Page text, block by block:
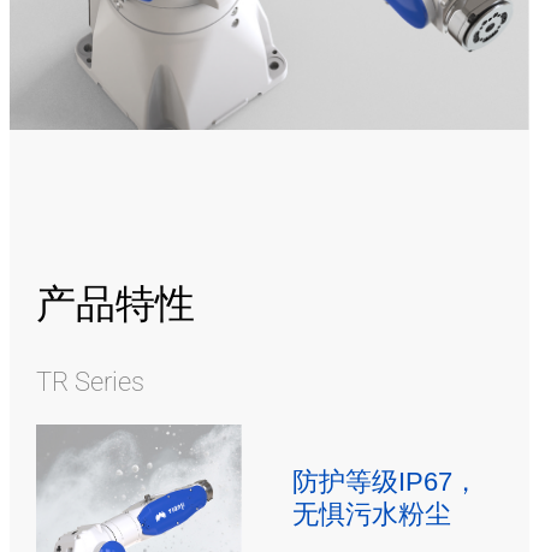
产品特性
TR Series
防护等级IP67，
无惧污水粉尘